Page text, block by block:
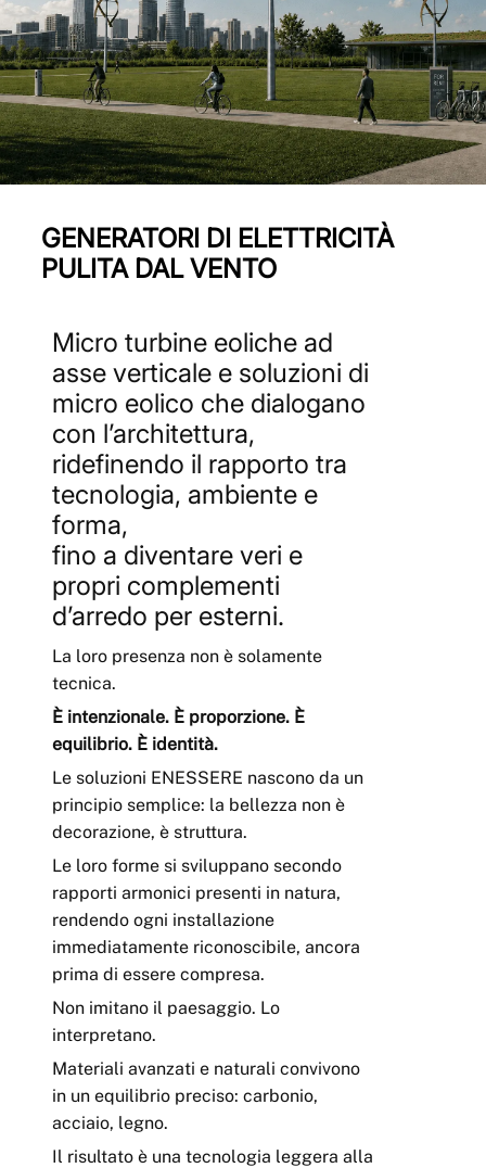
GENERATORI DI ELETTRICITÀ
PULITA DAL VENTO
La loro presenza non è solamente
tecnica.
È intenzionale. È proporzione. È
equilibrio. È identità.
Le soluzioni ENESSERE nascono da un
principio semplice: la bellezza non è
decorazione, è struttura.
Le loro forme si sviluppano secondo
rapporti armonici presenti in natura,
rendendo ogni installazione
immediatamente riconoscibile, ancora
prima di essere compresa.
Non imitano il paesaggio. Lo
interpretano.
Materiali avanzati e naturali convivono
in un equilibrio preciso: carbonio,
acciaio, legno.
Il risultato è una tecnologia leggera alla
Micro turbine eoliche ad
asse verticale e soluzioni di
micro eolico che dialogano
con l’architettura,
ridefinendo il rapporto tra
tecnologia, ambiente e
forma,
fino a diventare veri e
propri complementi
d’arredo per esterni.